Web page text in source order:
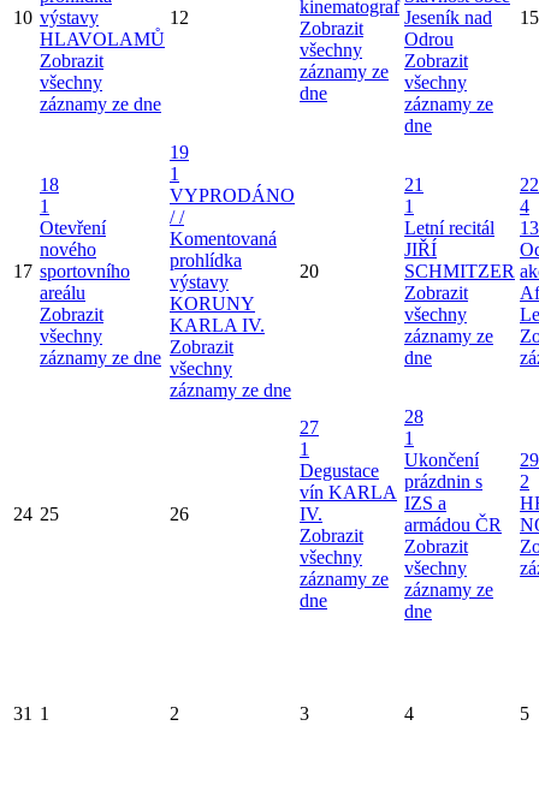
10 výstavy
HLAVOLAMŮ
Zobrazit
všechny
záznamy ze dne
12
kinematograf
Zobrazit
všechny
záznamy ze
dne
Jeseník nad
Odrou
Zobrazit
všechny
záznamy ze
dne
15
17
18
1
Otevření
nového
sportovního
areálu
Zobrazit
všechny
záznamy ze dne
19
1
VYPRODÁNO
/ /
Komentovaná
prohlídka
výstavy
KORUNY
KARLA IV.
Zobrazit
všechny
záznamy ze dne
20
21
1
Letní recitál
JIŘÍ
SCHMITZER
Zobrazit
všechny
záznamy ze
dne
22
4
24 25 26
27
1
Degustace
vín KARLA
IV.
Zobrazit
všechny
záznamy ze
dne
28
1
Ukončení
prázdnin s
IZS a
armádou ČR
Zobrazit
všechny
záznamy ze
dne
29
2
31 1 2 3 4 5